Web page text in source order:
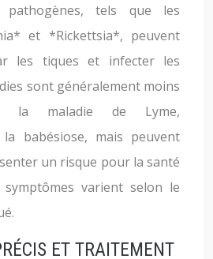
pathogènes, tels que les
et *Rickettsia*, peuvent
les tiques et infecter les
sont généralement moins
la maladie de Lyme,
la babésiose, mais peuvent
un risque pour la santé
symptômes varient selon le
ET TRAITEMENT